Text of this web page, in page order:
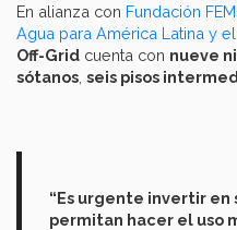
En alianza con Fundación
Agua para América Latina y
Off-Grid cuenta con nueve
sótanos seis pisos
“Es urgente invertir en
permitan hacer el uso